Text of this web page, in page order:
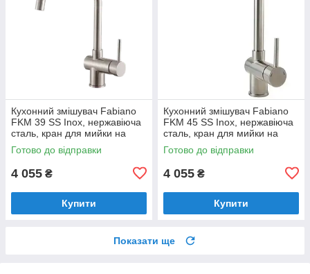
Кухонний змішувач Fabiano
FKM 39 SS Inox, нержавіюча
сталь, кран для мийки на
кухню (8232.401.0192)
Готово до відправки
4 055 ₴
Купити
Кухонний змішувач Fabiano
FKM 45 SS Inox, нержавіюча
сталь, кран для мийки на
кухню (8232.401.0189)
Готово до відправки
4 055 ₴
Купити
Показати ще